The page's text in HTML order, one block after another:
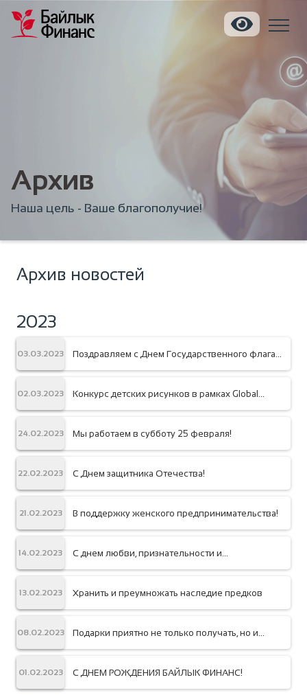
Архив
Наша цель - Ваше благополучие!
Архив новостей
2023
03.03.2023
Поздравляем с Днем Государственного флага
02.03.2023
Конкурс детских рисунков в рамках Global
24.02.2023 Мы работаем в субботу 25 февраля!
22.02.2023 С Днем защитника Отечества!
21.02.2023 В поддержку женского предпринимательства!
14.02.2023
С днем любви, признательности и
13.02.2023 Хранить и преумножать наследие предков
08.02.2023
Подарки приятно не только получать, но и
01.02.2023 С ДНЕМ РОЖДЕНИЯ БАЙЛЫК ФИНАНС!